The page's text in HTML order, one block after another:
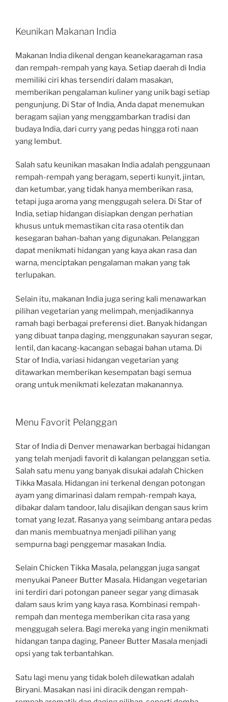
Keunikan Makanan India
Makanan India dikenal dengan keanekaragaman rasa
dan rempah-rempah yang kaya. Setiap daerah di India
memiliki ciri khas tersendiri dalam masakan,
memberikan pengalaman kuliner yang unik bagi setiap
pengunjung. Di Star of India, Anda dapat menemukan
beragam sajian yang menggambarkan tradisi dan
budaya India, dari curry yang pedas hingga roti naan
yang lembut.
Salah satu keunikan masakan India adalah penggunaan
rempah-rempah yang beragam, seperti kunyit, jintan,
dan ketumbar, yang tidak hanya memberikan rasa,
tetapi juga aroma yang menggugah selera. Di Star of
India, setiap hidangan disiapkan dengan perhatian
khusus untuk memastikan cita rasa otentik dan
kesegaran bahan-bahan yang digunakan. Pelanggan
dapat menikmati hidangan yang kaya akan rasa dan
warna, menciptakan pengalaman makan yang tak
terlupakan.
Selain itu, makanan India juga sering kali menawarkan
pilihan vegetarian yang melimpah, menjadikannya
ramah bagi berbagai preferensi diet. Banyak hidangan
yang dibuat tanpa daging, menggunakan sayuran segar,
lentil, dan kacang-kacangan sebagai bahan utama. Di
Star of India, variasi hidangan vegetarian yang
ditawarkan memberikan kesempatan bagi semua
orang untuk menikmati kelezatan makanannya.
Menu Favorit Pelanggan
Star of India di Denver menawarkan berbagai hidangan
yang telah menjadi favorit di kalangan pelanggan setia.
Salah satu menu yang banyak disukai adalah Chicken
Tikka Masala. Hidangan ini terkenal dengan potongan
ayam yang dimarinasi dalam rempah-rempah kaya,
dibakar dalam tandoor, lalu disajikan dengan saus krim
tomat yang lezat. Rasanya yang seimbang antara pedas
dan manis membuatnya menjadi pilihan yang
sempurna bagi penggemar masakan India.
Selain Chicken Tikka Masala, pelanggan juga sangat
menyukai Paneer Butter Masala. Hidangan vegetarian
ini terdiri dari potongan paneer segar yang dimasak
dalam saus krim yang kaya rasa. Kombinasi rempah-
rempah dan mentega memberikan cita rasa yang
menggugah selera. Bagi mereka yang ingin menikmati
hidangan tanpa daging, Paneer Butter Masala menjadi
opsi yang tak terbantahkan.
Satu lagi menu yang tidak boleh dilewatkan adalah
Biryani. Masakan nasi ini diracik dengan rempah-